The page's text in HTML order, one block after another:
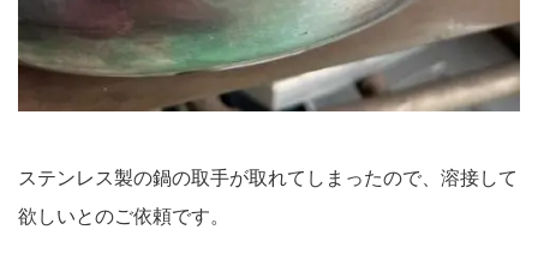
ステンレス製の鍋の取手が取れてしまったので、溶接して
欲しいとのご依頼です。